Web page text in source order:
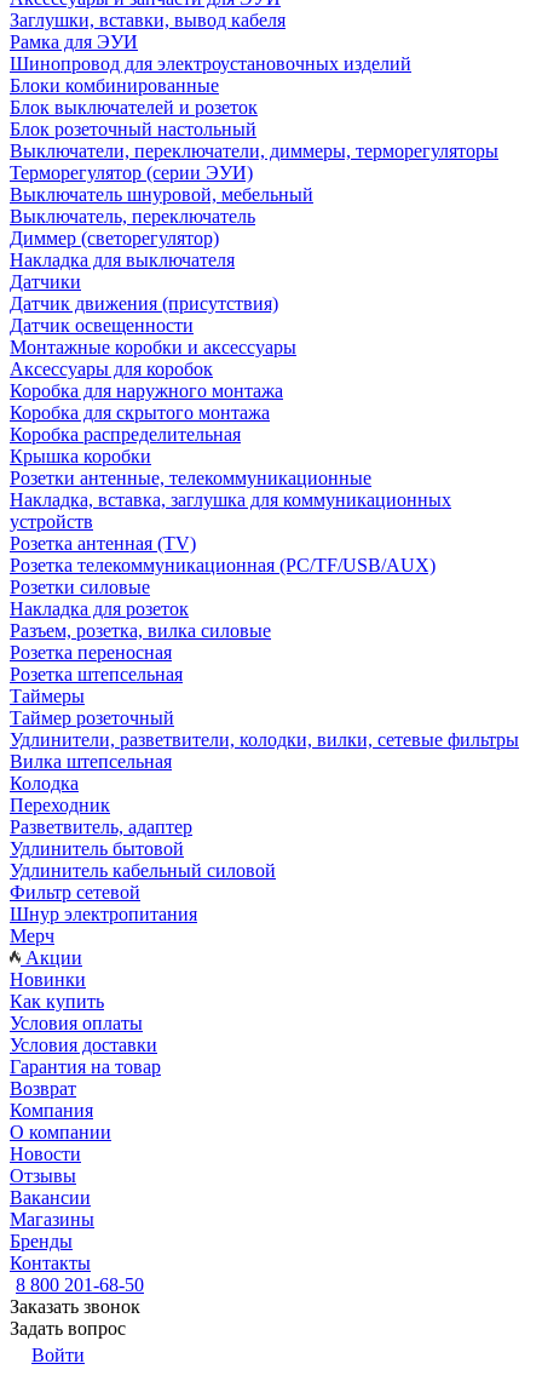
Заглушки, вставки, вывод кабеля
Рамка для ЭУИ
Шинопровод для электроустановочных изделий
Блоки комбинированные
Блок выключателей и розеток
Блок розеточный настольный
Выключатели, переключатели, диммеры, терморегуляторы
Терморегулятор (серии ЭУИ)
Выключатель шнуровой, мебельный
Выключатель, переключатель
Диммер (светорегулятор)
Накладка для выключателя
Датчики
Датчик движения (присутствия)
Датчик освещенности
Монтажные коробки и аксессуары
Аксессуары для коробок
Коробка для наружного монтажа
Коробка для скрытого монтажа
Коробка распределительная
Крышка коробки
Розетки антенные, телекоммуникационные
Накладка, вставка, заглушка для коммуникационных
устройств
Розетка антенная (TV)
Розетка телекоммуникационная (PC/TF/USB/AUX)
Розетки силовые
Накладка для розеток
Разъем, розетка, вилка силовые
Розетка переносная
Розетка штепсельная
Таймеры
Таймер розеточный
Удлинители, разветвители, колодки, вилки, сетевые фильтры
Вилка штепсельная
Колодка
Переходник
Разветвитель, адаптер
Удлинитель бытовой
Удлинитель кабельный силовой
Фильтр сетевой
Шнур электропитания
Мерч
Акции
Новинки
Как купить
Условия оплаты
Условия доставки
Гарантия на товар
Возврат
Компания
О компании
Новости
Отзывы
Вакансии
Магазины
Бренды
Контакты
8 800 201-68-50
Заказать звонок
Задать вопрос
Войти